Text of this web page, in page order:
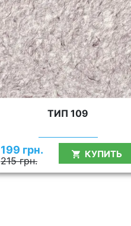
ТИП 109
215 грн.
199 грн. КУПИТЬ